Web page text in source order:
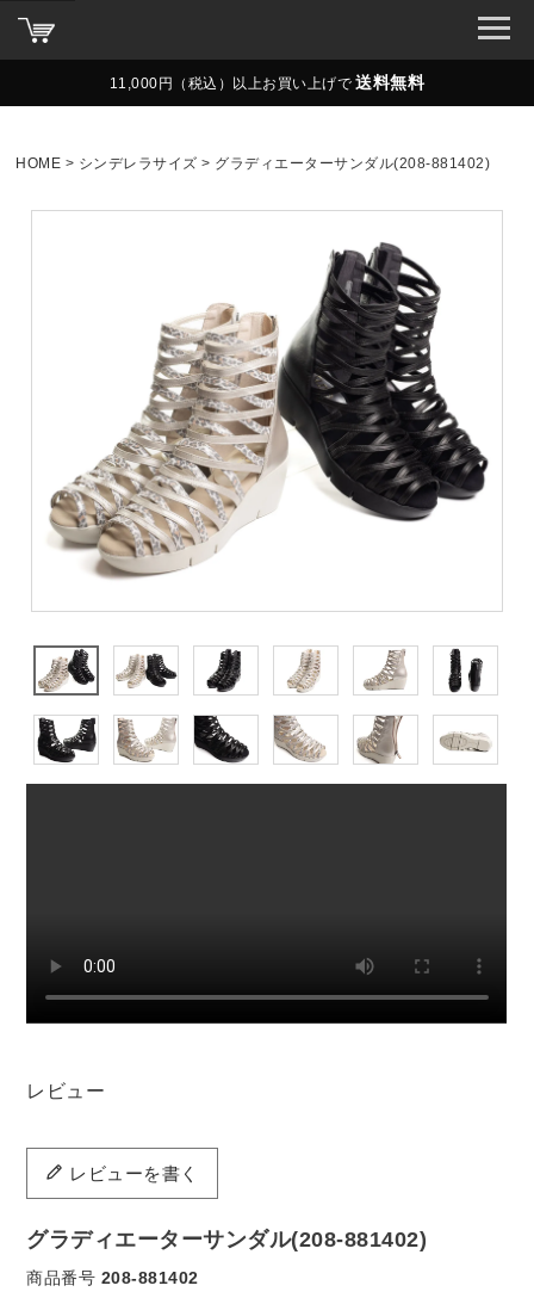
11,000円（税込）以上お買い上げで 送料無料
HOME シンデレラサイズ グラディエーターサンダル(208-881402)
レビュー
レビューを書く
グラディエーターサンダル(208-881402)
商品番号 208-881402